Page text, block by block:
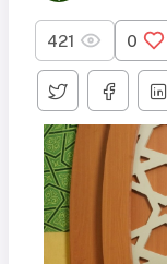
421 0